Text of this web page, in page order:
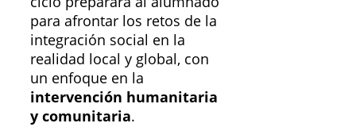
para afrontar los retos de la
integración social en la
realidad local y global, con
un enfoque en la
intervención humanitaria
y comunitaria.